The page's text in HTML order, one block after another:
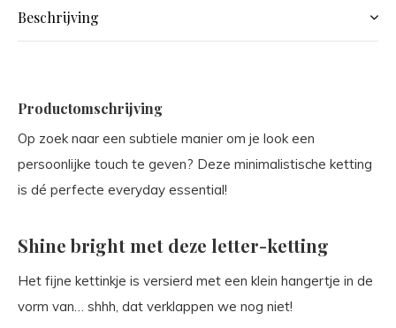
Beschrijving
Productomschrijving
Op zoek naar een subtiele manier om je look een
persoonlijke touch te geven? Deze minimalistische ketting
is dé perfecte everyday essential!
Shine bright met deze letter-ketting
Het fijne kettinkje is versierd met een klein hangertje in de
vorm van… shhh, dat verklappen we nog niet!